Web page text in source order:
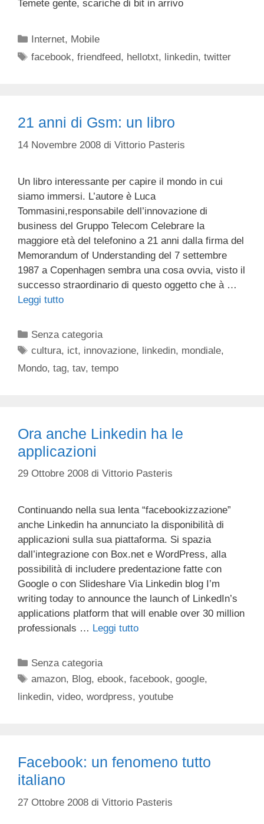
Temete gente, scariche di bit in arrivo
Categorie
Internet, Mobile
Tag
facebook,friendfeed, hellotxt, linkedin,twitter
21 anni di Gsm: un libro
14 Novembre 2008 di Vittorio Pasteris
Un libro interessante per capire il mondo in cui
siamo immersi. L’autore è Luca
Tommasini,responsabile dell’innovazione di
business del Gruppo Telecom Celebrare la
maggiore età del telefonino a 21 anni dalla firma del
Memorandum of Understanding del 7 settembre
1987 a Copenhagen sembra una cosa ovvia, visto il
successo straordinario di questo oggetto che à …
Leggi tutto
Categorie
Senza categoria
Tag
cultura, ict, innovazione, linkedin, mondiale,
Mondo, tag, tav, tempo
Ora anche Linkedin ha le
applicazioni
29 Ottobre 2008 di Vittorio Pasteris
Continuando nella sua lenta “facebookizzazione”
anche Linkedin ha annunciato la disponibilità di
applicazioni sulla sua piattaforma. Si spazia
dall’integrazione con Box.net e WordPress, alla
possibilità di includere predentazione fatte con
Google o con Slideshare Via Linkedin blog I’m
writing today to announce the launch of LinkedIn’s
applications platform that will enable over 30 million
professionals … Leggi tutto
Categorie
Senza categoria
Tag
amazon, Blog,ebook,facebook,google,
linkedin, video, wordpress, youtube
Facebook: un fenomeno tutto
italiano
27 Ottobre 2008 di Vittorio Pasteris